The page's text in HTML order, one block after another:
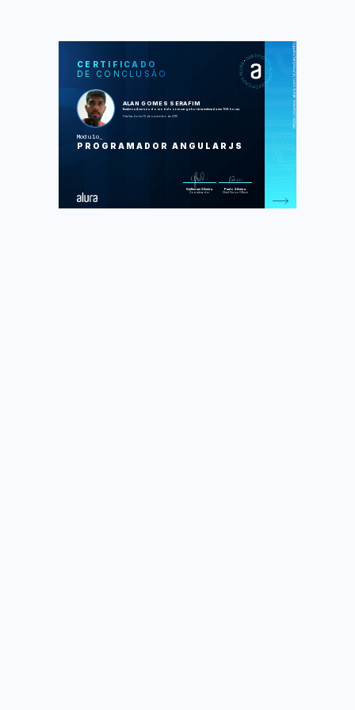
CERTIFICADO
DE CONCLUSÃO
ALAN GOMES SERAFIM
finalizou 4 cursos do módulo com carga horária estimada em 108 horas.
Finalizado em 13 de novembro de 2015
Modulo
PROGRAMADOR ANGULARJS
Guilherme Silveira
Coordenador
Paulo Silveira
Chief Vision Officer
CUR
SOS
HTML5 e CSS3 I: Suas primeiras
páginas da Web
JavaScript: programando na
Foram feitas 248 de 332 atividades.